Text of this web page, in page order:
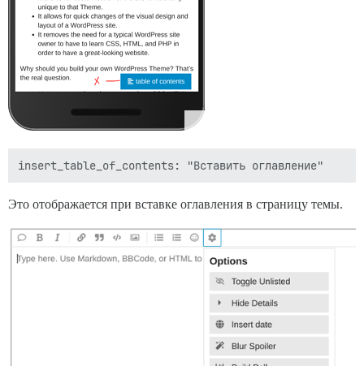
Это отображается при вставке оглавления в страницу темы.